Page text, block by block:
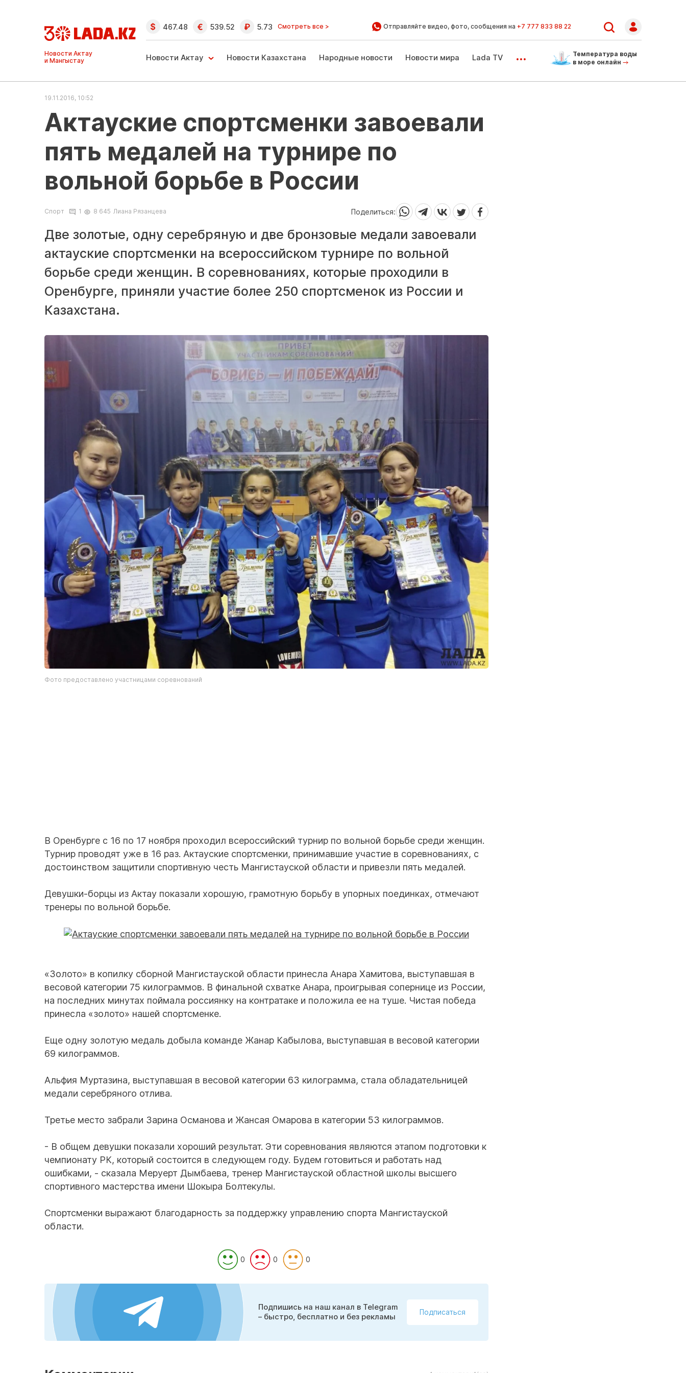
Ақтау және
Манғыстау
жаңалықтары
467.48 539.52 5.73 Смотреть все > Отправляйте видео, фото, сообщения на +7 777 833 88 22
Новости Актау Новости Казахстана Народные новости Новости мира Lada TV ...
Температура воды
в море онлайн
19.11.2016, 10:52
Актауские спортсменки завоевали
пять медалей на турнире по
вольной борьбе в России
Спорт 1 8 645 Лиана Рязанцева Поделиться:
Две золотые, одну серебряную и две бронзовые медали завоевали
актауские спортсменки на всероссийском турнире по вольной
борьбе среди женщин. В соревнованиях, которые проходили в
Оренбурге, приняли участие более 250 спортсменок из России и
Казахстана.
Фото предоставлено участницами соревнований
В Оренбурге с 16 по 17 ноября проходил всероссийский турнир по вольной борьбе среди женщин.
Турнир проводят уже в 16 раз. Актауские спортсменки, принимавшие участие в соревнованиях, с
достоинством защитили спортивную честь Мангистауской области и привезли пять медалей.
Девушки-борцы из Актау показали хорошую, грамотную борьбу в упорных поединках, отмечают
тренеры по вольной борьбе.
«Золото» в копилку сборной Мангистауской области принесла Анара Хамитова, выступавшая в
весовой категории 75 килограммов. В финальной схватке Анара, проигрывая сопернице из России,
на последних минутах поймала россиянку на контратаке и положила ее на туше. Чистая победа
принесла «золото» нашей спортсменке.
Еще одну золотую медаль добыла команде Жанар Кабылова, выступавшая в весовой категории
69 килограммов.
Альфия Муртазина, выступавшая в весовой категории 63 килограмма, стала обладательницей
медали серебряного отлива.
Третье место забрали Зарина Османова и Жансая Омарова в категории 53 килограммов.
- В общем девушки показали хороший результат. Эти соревнования являются этапом подготовки к
чемпионату РК, который состоится в следующем году. Будем готовиться и работать над
ошибками, - сказала Меруерт Дымбаева, тренер Мангистауской областной школы высшего
спортивного мастерства имени Шокыра Болтекулы.
Спортсменки выражают благодарность за поддержку управлению спорта Мангистауской
области.
0 0 0
Подпишись на наш канал в Telegram
– быстро, бесплатно и без рекламы
Подписаться